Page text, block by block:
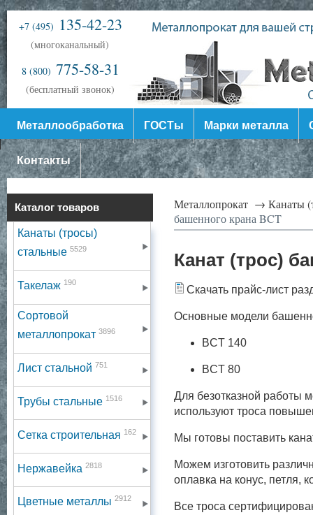
+7 (495) 135-42-23
(многоканальный)
8 (800) 775-58-31
(бесплатный звонок)
Металлообработка ГОСТы Марки металла
Контакты
Каталог товаров
Канаты (тросы)
стальные 5529
Такелаж 190
Сортовой
металлопрокат 3896
Лист стальной 751
Трубы стальные 1516
Сетка строительная 162
Нержавейка 2818
Цветные металлы 2912
Металлопрокат → Канаты
башенного крана BCT
Канат (трос)
Скачать прайс-лист
Основные модели
BCT 140
BCT 80
Для безотказной работы
используют троса
Мы готовы поставить
Можем изготовить
оплавка на конус, петля,
Все троса